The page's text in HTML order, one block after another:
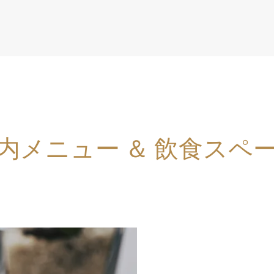
メニュー ＆ 飲食スペ